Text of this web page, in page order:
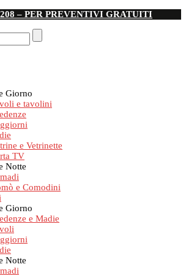
– PER PREVENTIVI GRATUITI
Giorno
e tavolini
e Vetrinette
TV
Notte
e Comodini
Giorno
e Madie
Notte